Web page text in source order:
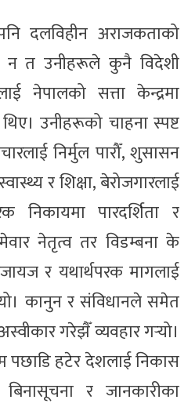
दलविहीन अराजकताको
न त उनीहरूले कुनै विदेशी
नेपालको सत्ता केन्द्रमा
उनीहरूको चाहना स्पष्ट
निर्मुल पारौँ, शुसासन
र शिक्षा, बेरोजगारलाई
निकायमा पारदर्शिता र
नेतृत्व तर विडम्बना के
र यथार्थपरक मागलाई
कानुन र संविधानले समेत
गरेझैँ व्यवहार गर्‍यो।
हटेर देशलाई निकास
र जानकारीका